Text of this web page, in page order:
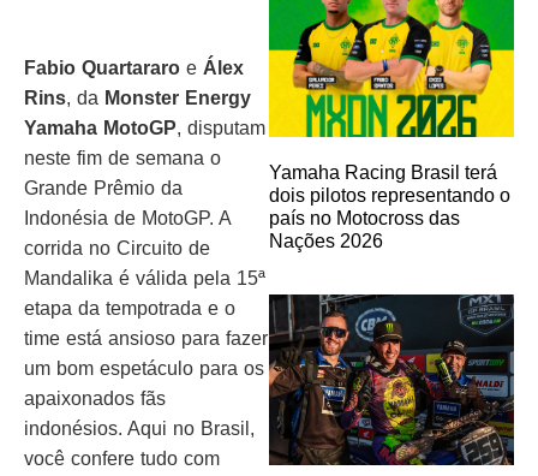
Fabio Quartararo e Álex
Rins, da Monster Energy
Yamaha MotoGP, disputam
neste fim de semana o
Grande Prêmio da
Indonésia de MotoGP. A
corrida no Circuito de
Mandalika é válida pela 15ª
etapa da tempotrada e o
time está ansioso para fazer
um bom espetáculo para os
apaixonados fãs
indonésios. Aqui no Brasil,
você confere tudo com
Yamaha Racing Brasil terá
dois pilotos representando o
país no Motocross das
Nações 2026